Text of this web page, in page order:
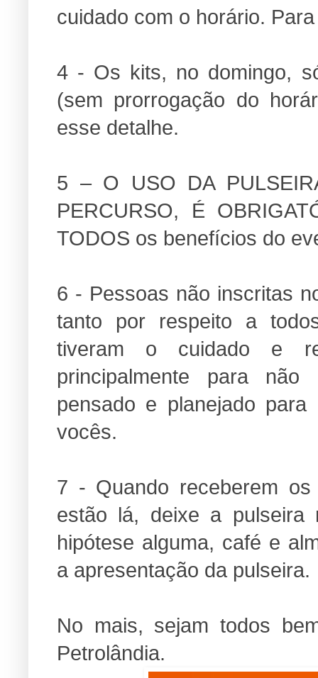
cuidado com o horário.
4 - Os kits, no domingo,
(sem prorrogação do
esse detalhe.
5 – O USO DA
PERCURSO, É
TODOS os benefícios do
6 - Pessoas não inscritas
tanto por respeito a
tiveram o cuidado e
principalmente para
pensado e planejado
vocês.
7 - Quando receberem
estão lá, deixe a
hipótese alguma, café e
a apresentação da pulseira.
No mais, sejam todos
Petrolândia.